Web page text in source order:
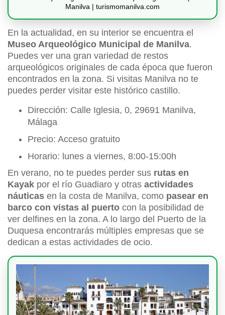
Manilva | turismomanilva.com
En la actualidad, en su interior se encuentra el
Museo Arqueológico Municipal de Manilva.
Puedes ver una gran variedad de restos
arqueológicos originales de cada época que fueron
encontrados en la zona. Si visitas Manilva no te
puedes perder visitar este histórico castillo.
Dirección: Calle Iglesia, 0, 29691 Manilva,
Málaga
Precio: Acceso gratuito
Horario: lunes a viernes, 8:00-15:00h
En verano, no te puedes perder sus rutas en
Kayak por el río Guadiaro y otras actividades
náuticas en la costa de Manilva, como pasear en
barco con vistas al puerto con la posibilidad de
ver delfines en la zona. A lo largo del Puerto de la
Duquesa encontrarás múltiples empresas que se
dedican a estas actividades de ocio.